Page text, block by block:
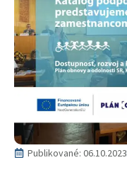
Publikované: 06.10.2023